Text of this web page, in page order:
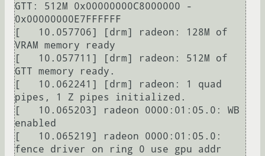
GTT: 512M 0x00000000C8000000 -
0x00000000E7FFFFFF
[   10.057706] [drm] radeon: 128M of
VRAM memory ready
[   10.057711] [drm] radeon: 512M of
GTT memory ready.
[   10.062241] [drm] radeon: 1 quad
pipes, 1 Z pipes initialized.
[   10.065203] radeon 0000:01:05.0: WB
enabled
[   10.065219] radeon 0000:01:05.0:
fence driver on ring 0 use gpu addr